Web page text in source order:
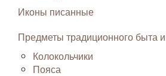
Иконы писанные
Предметы традиционного быта и
Колокольчики
Пояса